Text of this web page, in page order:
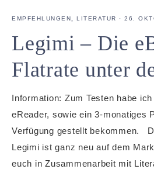
EMPFEHLUNGEN, LITERATUR · 26.
Legimi – Die
Flatrate unter
Information: Zum Testen habe
eReader, sowie ein 3-monatiges
Verfügung gestellt bekommen.
Legimi ist ganz neu auf dem
euch in Zusammenarbeit mit